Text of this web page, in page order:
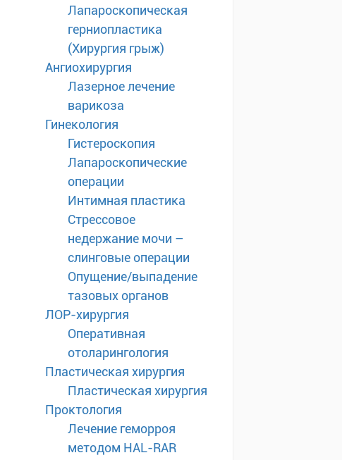
Лапароскопическая
герниопластика
(Хирургия грыж)
Ангиохирургия
Лазерное лечение
варикоза
Гинекология
Гистероскопия
Лапароскопические
операции
Интимная пластика
Стрессовое
недержание мочи –
слинговые операции
Опущение/выпадение
тазовых органов
ЛОР-хирургия
Оперативная
отоларингология
Пластическая хирургия
Пластическая хирургия
Проктология
Лечение геморроя
методом HAL-RAR